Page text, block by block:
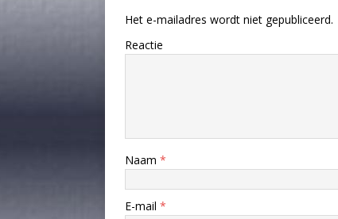
Het e-mailadres wordt niet gepubliceerd.
Reactie
Naam *
E-mail *